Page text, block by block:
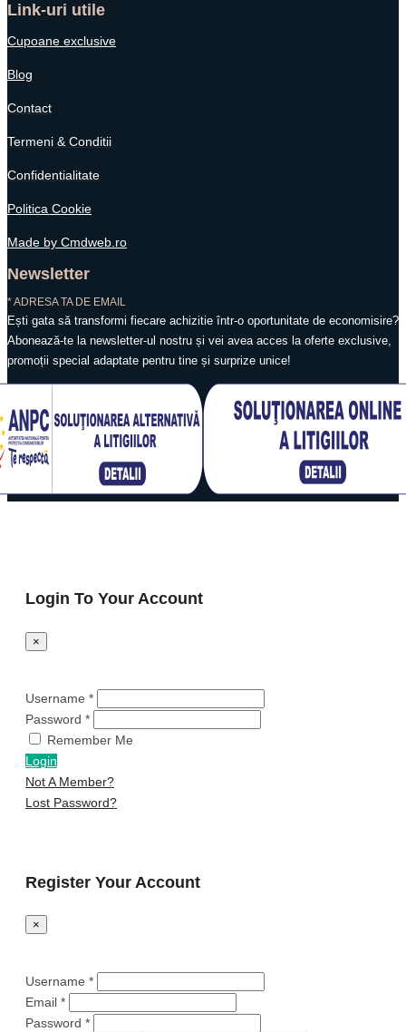
Link-uri utile
Cupoane exclusive
Blog
Contact
Termeni & Conditii
Confidentialitate
Politica Cookie
Made by Cmdweb.ro
Newsletter
* ADRESA TA DE EMAIL
Ești gata să transformi fiecare achizitie într-o oportunitate de economisire?
Abonează-te la newsletter-ul nostru și vei avea acces la oferte exclusive,
promoții special adaptate pentru tine și surprize unice!
Login To Your Account
×
Username *
Password *
Remember Me
Login
Not A Member?
Lost Password?
Register Your Account
×
Username *
Email *
Password *